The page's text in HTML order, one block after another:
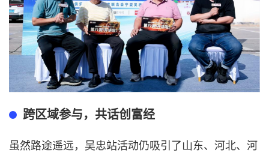
跨区域参与，共话创富经
虽然路途遥远 ，吴忠站活动仍吸引
了山东、河北、河